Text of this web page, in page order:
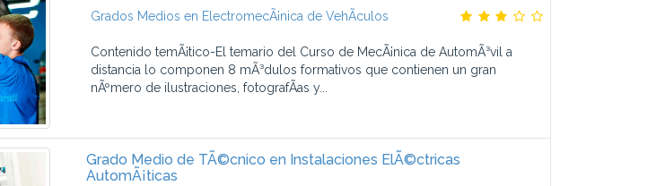
Grados Medios en ElectromecÃ¡nica de VehÃ­culos
Contenido temÃ¡tico-El temario del Curso de MecÃ¡nica de AutomÃ³vil a
distancia lo componen 8 mÃ³dulos formativos que contienen un gran
nÃºmero de ilustraciones, fotografÃ­as y...
Grado Medio de TÃ©cnico en Instalaciones ElÃ©ctricas
AutomÃ¡ticas